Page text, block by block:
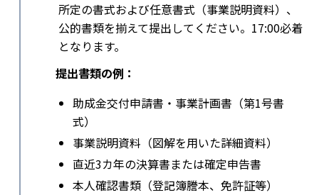
所定の書式および任意書式（事業説明資料）、
公的書類を揃えて提出してください。17:00必着
となります。
提出書類の例：
助成金交付申請書・事業計画書（第1号書
式）
事業説明資料（図解を用いた詳細資料）
直近3カ年の決算書または確定申告書
本人確認書類（登記簿謄本、免許証等）